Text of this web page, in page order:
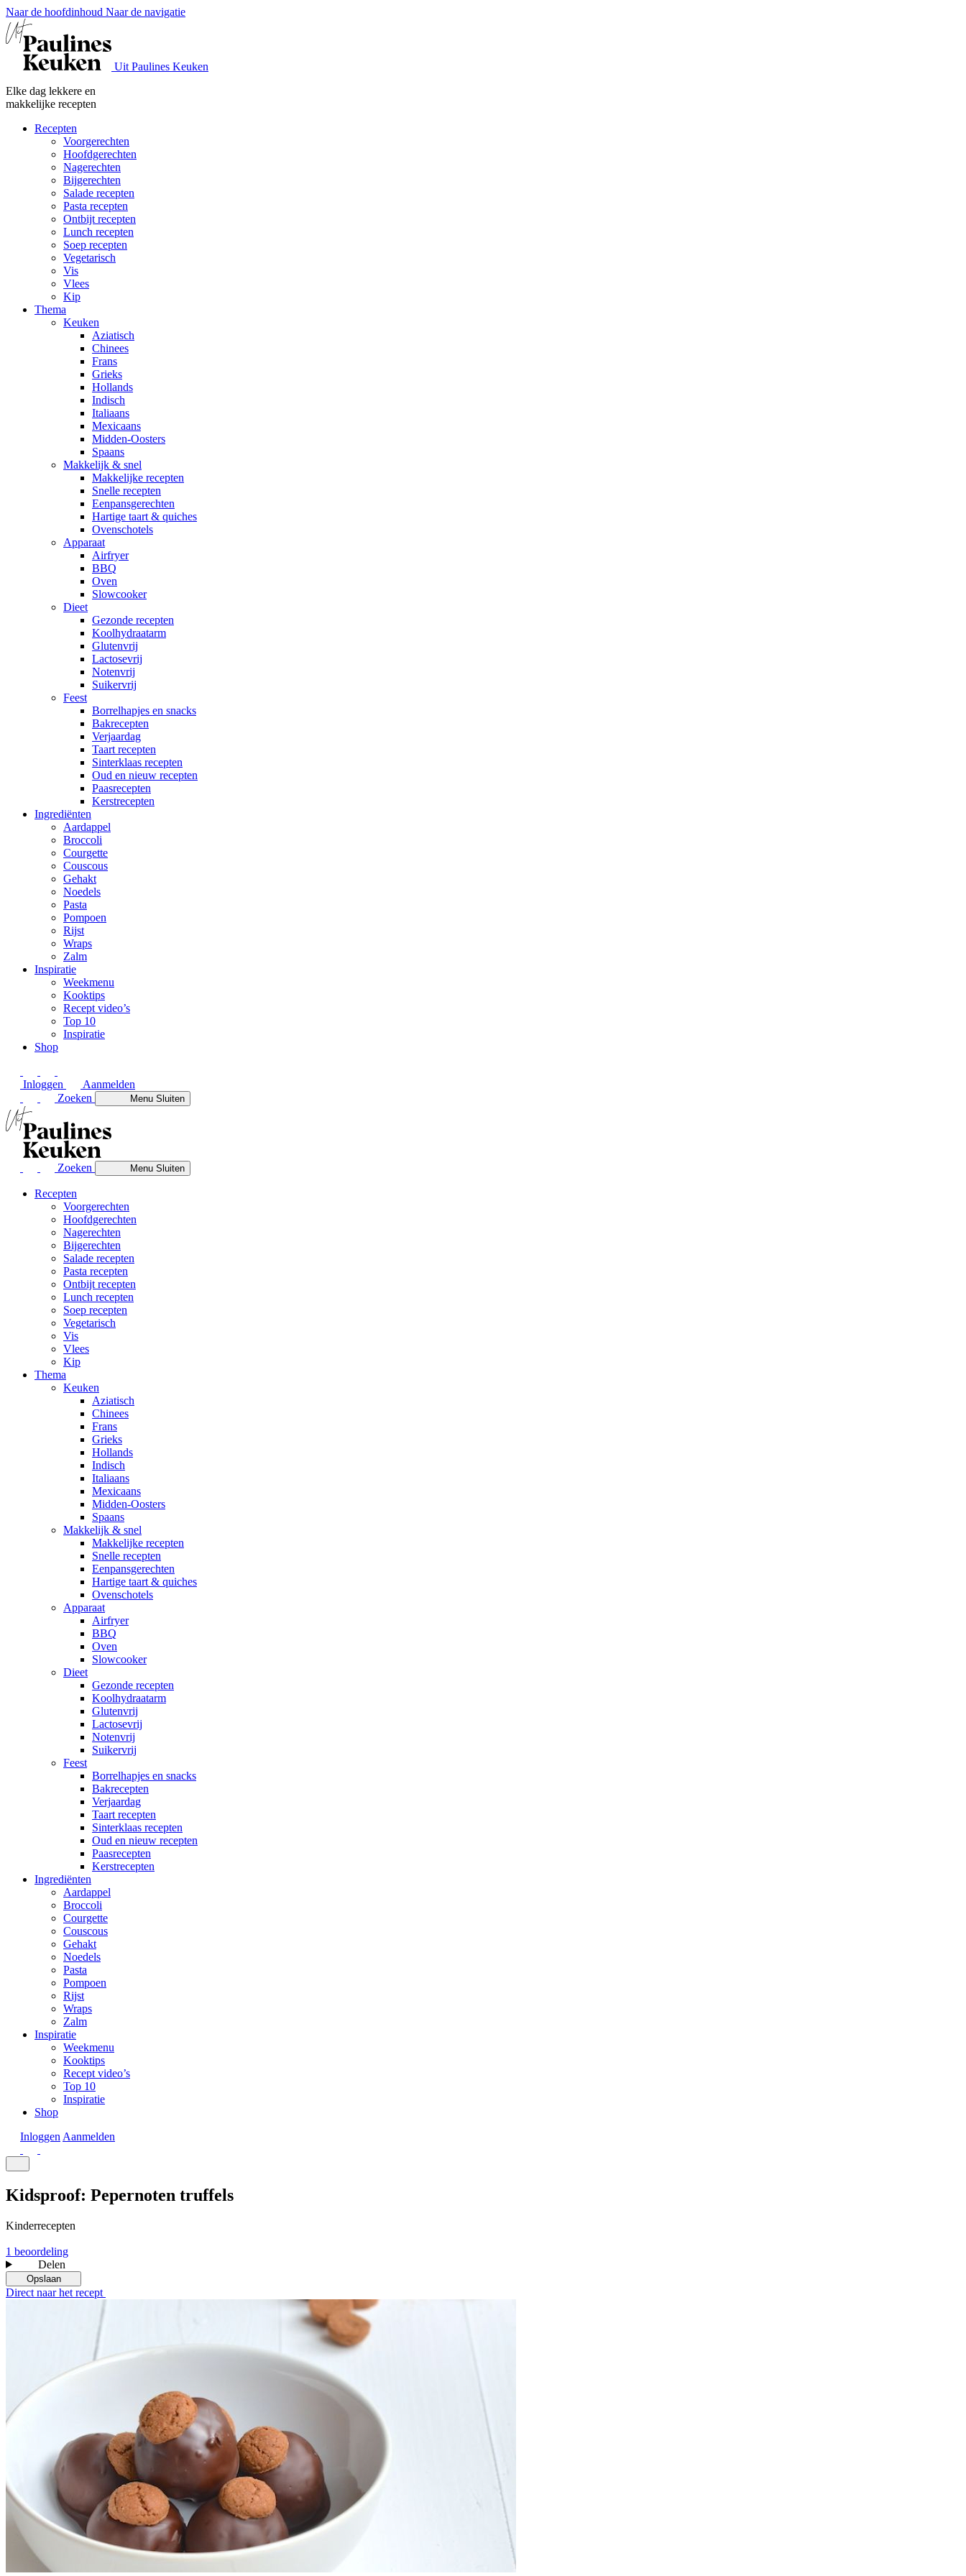
Naar de hoofdinhoud Naar de navigatie
Uit Paulines Keuken
Elke dag lekkere en
makkelijke recepten
Recepten
Voorgerechten
Hoofdgerechten
Nagerechten
Bijgerechten
Salade recepten
Pasta recepten
Ontbijt recepten
Lunch recepten
Soep recepten
Vegetarisch
Vis
Vlees
Kip
Thema
Keuken
Aziatisch
Chinees
Frans
Grieks
Hollands
Indisch
Italiaans
Mexicaans
Midden-Oosters
Spaans
Makkelijk & snel
Makkelijke recepten
Snelle recepten
Eenpansgerechten
Hartige taart & quiches
Ovenschotels
Apparaat
Airfryer
BBQ
Oven
Slowcooker
Dieet
Gezonde recepten
Koolhydraatarm
Glutenvrij
Lactosevrij
Notenvrij
Suikervrij
Feest
Borrelhapjes en snacks
Bakrecepten
Verjaardag
Taart recepten
Sinterklaas recepten
Oud en nieuw recepten
Paasrecepten
Kerstrecepten
Ingrediënten
Aardappel
Broccoli
Courgette
Couscous
Gehakt
Noedels
Pasta
Pompoen
Rijst
Wraps
Zalm
Inspiratie
Weekmenu
Kooktips
Recept video’s
Top 10
Inspiratie
Shop
Inloggen
Aanmelden
Zoeken
MenuSluiten
Zoeken MenuSluiten
Recepten
Voorgerechten
Hoofdgerechten
Nagerechten
Bijgerechten
Salade recepten
Pasta recepten
Ontbijt recepten
Lunch recepten
Soep recepten
Vegetarisch
Vis
Vlees
Kip
Thema
Keuken
Aziatisch
Chinees
Frans
Grieks
Hollands
Indisch
Italiaans
Mexicaans
Midden-Oosters
Spaans
Makkelijk & snel
Makkelijke recepten
Snelle recepten
Eenpansgerechten
Hartige taart & quiches
Ovenschotels
Apparaat
Airfryer
BBQ
Oven
Slowcooker
Dieet
Gezonde recepten
Koolhydraatarm
Glutenvrij
Lactosevrij
Notenvrij
Suikervrij
Feest
Borrelhapjes en snacks
Bakrecepten
Verjaardag
Taart recepten
Sinterklaas recepten
Oud en nieuw recepten
Paasrecepten
Kerstrecepten
Ingrediënten
Aardappel
Broccoli
Courgette
Couscous
Gehakt
Noedels
Pasta
Pompoen
Rijst
Wraps
Zalm
Inspiratie
Weekmenu
Kooktips
Recept video’s
Top 10
Inspiratie
Shop
Inloggen Aanmelden
Kidsproof: Pepernoten truffels
Kinderrecepten
1 beoordeling
Delen
Opslaan
Direct naar het recept